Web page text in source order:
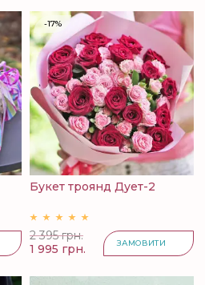
-17%
Букет троянд Дует-2
2 395 грн.
1 995 грн.
ЗАМОВИТИ